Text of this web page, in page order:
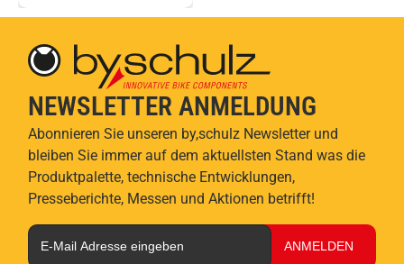
NEWSLETTER ANMELDUNG
Abonnieren Sie unseren by,schulz Newsletter und
bleiben Sie immer auf dem aktuellsten Stand was die
Produktpalette, technische Entwicklungen,
Presseberichte, Messen und Aktionen betrifft!
ANMELDEN